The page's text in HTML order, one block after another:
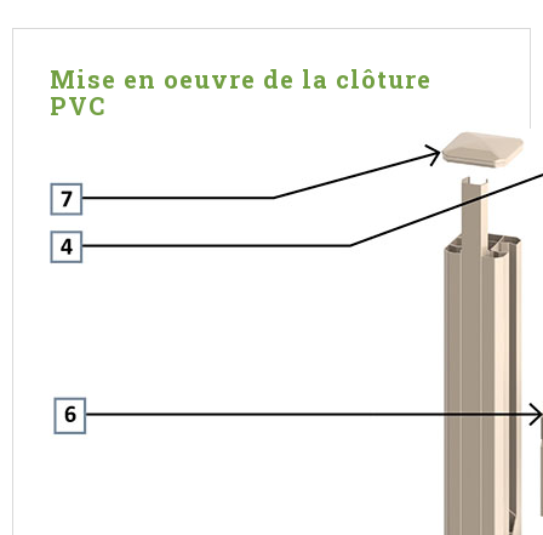
Mise en oeuvre de la clôture
PVC